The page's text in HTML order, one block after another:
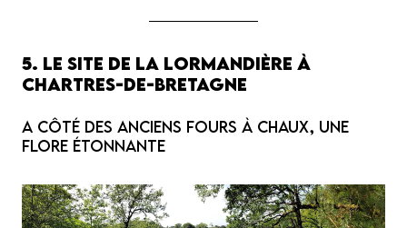
5. Le site de la Lormandière à
Chartres-de-Bretagne
A côté des anciens fours à chaux, une
flore étonnante